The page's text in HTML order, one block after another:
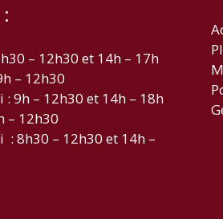
– 12h30 et 14h – 17h
– 12h30
: 9h – 12h30 et 14h – 18h
– 12h30
: 8h30 – 12h30 et 14h –